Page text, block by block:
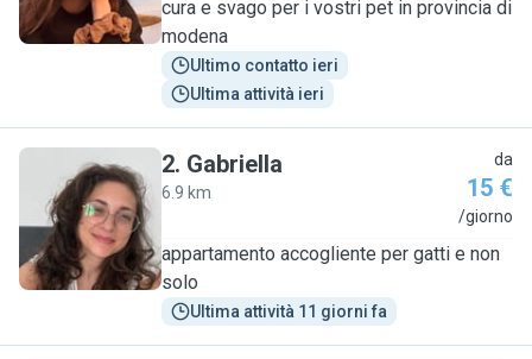
cura e svago per i vostri pet in provincia di
modena
Ultimo contatto ieri
Ultima attività ieri
G
2. Gabriella
6.9 km
da
15 €
/giorno
appartamento accogliente per gatti e non
solo
Ultima attività 11 giorni fa